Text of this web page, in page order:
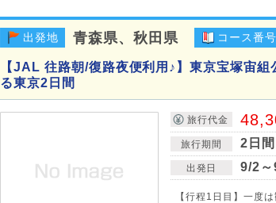
出発地 青森県、秋田県 コース番号
【JAL 往路朝/復路夜便利用♪】東京宝塚宙
る東京2日間
旅行代金
旅行期間 2日間
出発日 9/2～
【行程1日目】一度